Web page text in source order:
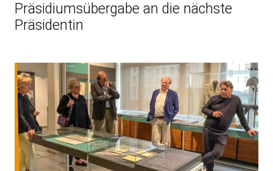
Präsidiumsübergabe an die nächste
Präsidentin